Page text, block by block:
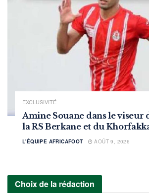
EXCLUSIVITÉ
Amine Souane dans le viseur
la RS Berkane et du
L'ÉQUIPE AFRICAFOOT AOÛT 9, 2026
Choix de la rédaction